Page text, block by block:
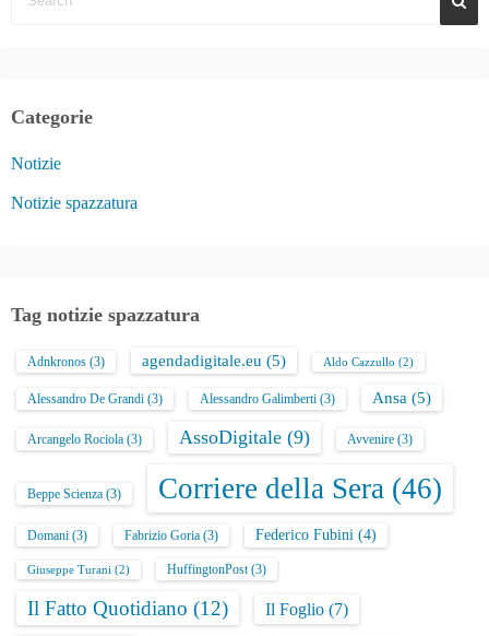
Categorie
Notizie
Notizie spazzatura
Tag notizie spazzatura
Adnkronos (3) agendadigitale.eu (5) Aldo Cazzullo (2)
Alessandro De Grandi (3) Alessandro Galimberti (3) Ansa (5)
Arcangelo Rociola (3) AssoDigitale (9) Avvenire (3)
Beppe Scienza (3) Corriere della Sera (46)
Domani (3) Fabrizio Goria (3) Federico Fubini (4)
Giuseppe Turani (2) HuffingtonPost(3)
Il Fatto Quotidiano (12) Il Foglio (7)